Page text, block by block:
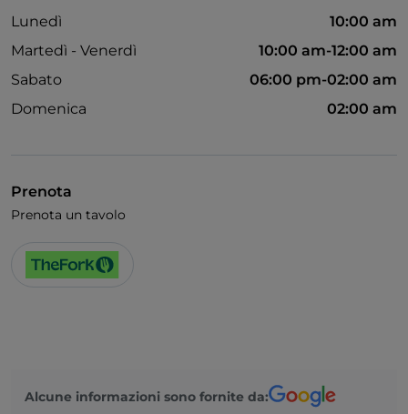
Lunedì
10:00 am
Martedì - Venerdì
10:00 am-12:00 am
Sabato
06:00 pm-02:00 am
Domenica
02:00 am
Prenota
Prenota un tavolo
Alcune informazioni sono fornite da: